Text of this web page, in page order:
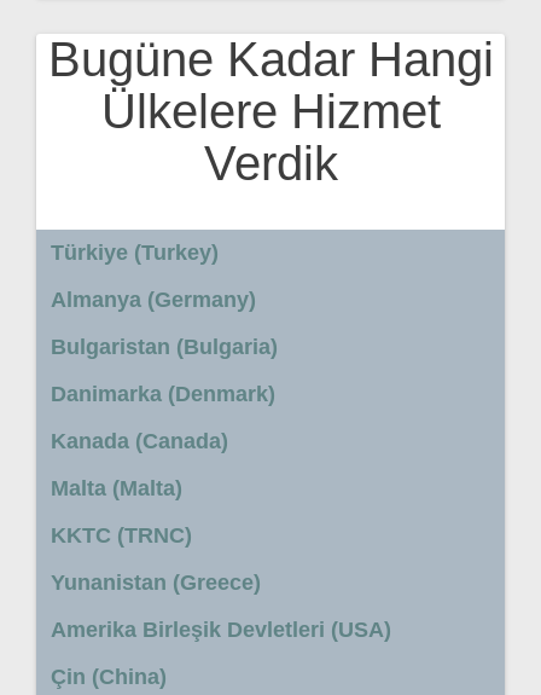
Bugüne Kadar Hangi
Ülkelere Hizmet
Verdik
Türkiye (Turkey)
Almanya (Germany)
Bulgaristan (Bulgaria)
Danimarka (Denmark)
Kanada (Canada)
Malta (Malta)
KKTC (TRNC)
Yunanistan (Greece)
Amerika Birleşik Devletleri (USA)
Çin (China)